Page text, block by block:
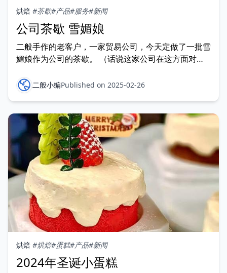
烘焙 #茶歇#产品#服务#新闻
公司茶歇 雪媚娘
二般手作的老客户，一家贸易公司，今天定做了一批雪
媚娘作为公司的茶歇。 （话说这家公司在这方面对员
二般小编Published on 2025-02-26
烘焙 #烘焙#蛋糕#产品#新闻
2024年圣诞小蛋糕